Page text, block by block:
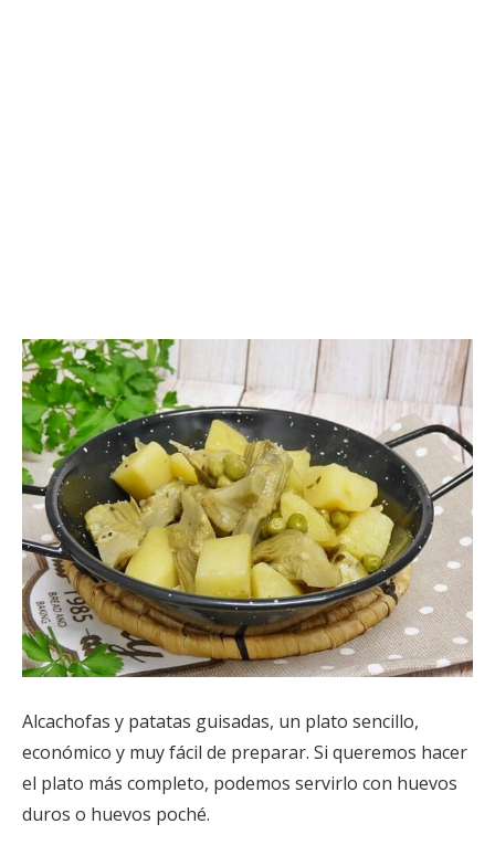
Alcachofas y patatas guisadas, un plato sencillo,
económico y muy fácil de preparar. Si queremos hacer
el plato más completo, podemos servirlo con huevos
duros o huevos poché.